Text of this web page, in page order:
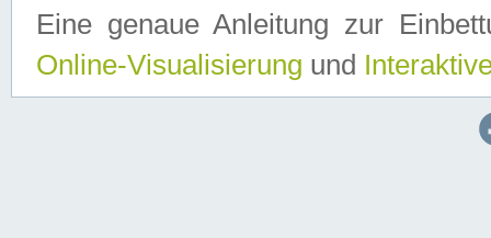
Eine genaue Anleitung zur
Online-Visualisierung und